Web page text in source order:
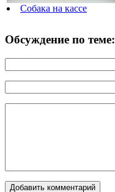
Собака на кассе
Обсуждение по теме: